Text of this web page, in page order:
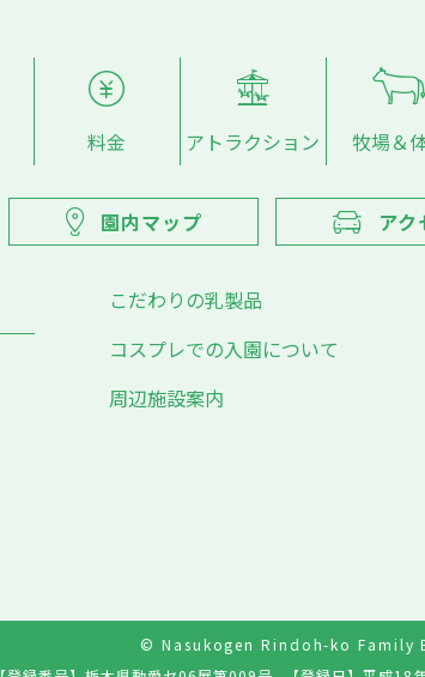
料金 アトラクション 牧場＆
園内マップ アク
こだわりの乳製品
コスプレでの入園について
周辺施設案内
© Nasukogen Rindoh-ko Family